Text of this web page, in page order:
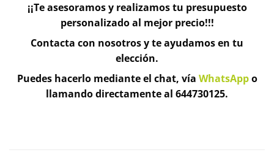
¡¡Te asesoramos y realizamos tu presupuesto
personalizado al mejor precio!!!
Contacta con nosotros y te ayudamos en tu
elección.
Puedes hacerlo mediante el chat, vía WhatsAppo
llamando directamente al 644730125.